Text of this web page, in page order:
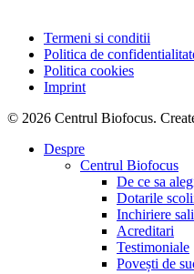
Termeni si conditii
Politica de
Politica cookies
Imprint
© 2026 Centrul Biofocus.
Close
Despre
Centrul Biofocus
De ce sa
Dotarile
Inchiriere sali
Acreditari
Testimoniale
Povești de